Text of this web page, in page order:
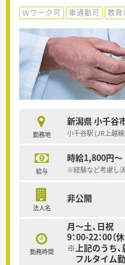
Ｗワーク可 車通勤可 教育
勤務地
新潟県 小千谷
小千谷駅 (JR上越
給与
時給1,800円～
※経験など考慮し
法人名
非公開
勤務時間
月～土、日祝
9：00-22：00（
※上記のうち、
フルタイム